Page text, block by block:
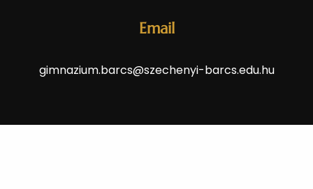
Email
gimnazium.barcs@szechenyi-barcs.edu.hu